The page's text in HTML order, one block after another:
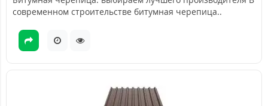
современном строительстве битумная черепица..